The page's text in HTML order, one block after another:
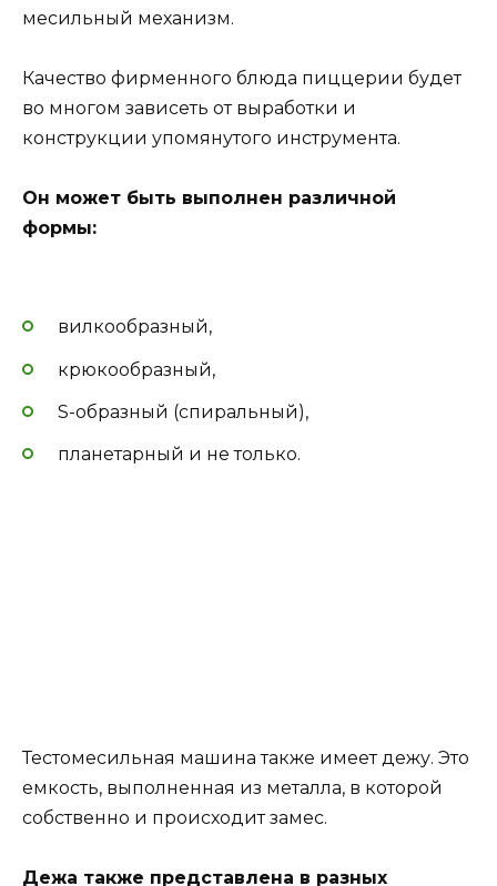
месильный механизм.
Качество фирменного блюда пиццерии будет
во многом зависеть от выработки и
конструкции упомянутого инструмента.
Он может быть выполнен различной
формы:
вилкообразный,
крюкообразный,
S-образный (спиральный),
планетарный и не только.
Тестомесильная машина также имеет дежу. Это
емкость, выполненная из металла, в которой
собственно и происходит замес.
Дежа также представлена в разных